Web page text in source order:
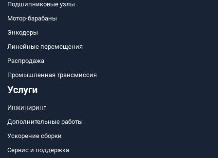
Подшипниковые узлы
Мотор-барабаны
Энкодеры
Линейные перемещения
Распродажа
Промышленная трансмиссия
Услуги
Инжиниринг
Дополнительные работы
Ускорение сборки
Сервис и поддержка